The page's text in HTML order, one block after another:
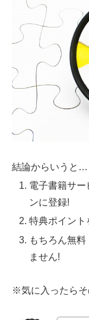
結論からいうと…
電子書籍サ
ンに登録!
特典ポイント
もちろん無
ません!
※気に入ったらそ